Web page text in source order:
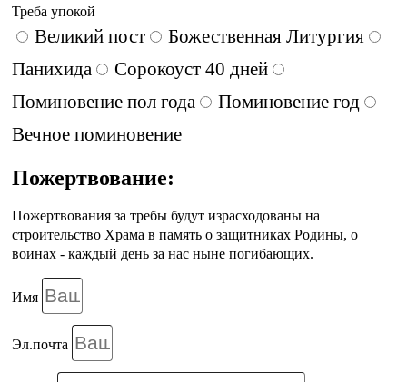
Треба упокой
Великий пост
Божественная Литургия
Панихида
Сорокоуст 40 дней
Поминовение пол года
Поминовение год
Вечное поминовение
Пожертвование:
Пожертвования за требы будут израсходованы на
строительство Храма в память о защитниках Родины, о
воинах - каждый день за нас ныне погибающих.
Имя
Эл.почта